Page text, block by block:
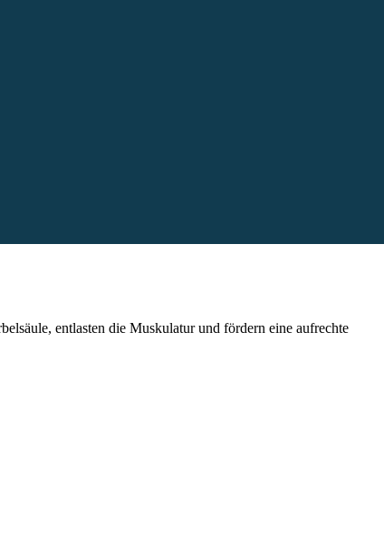
entlasten die Muskulatur und fördern eine aufrechte